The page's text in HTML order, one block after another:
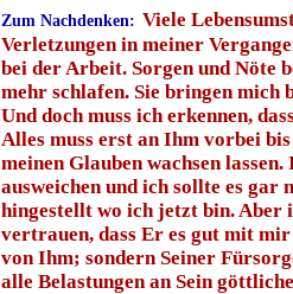
Zum Nachdenken: Viele
Verletzungen in meiner
bei der Arbeit. Sorgen und Nöte
mehr schlafen. Sie bringen mich
Und doch muss ich erkennen,
Alles muss erst an Ihm vorbei
meinen Glauben wachsen
ausweichen und ich sollte es gar
hingestellt wo ich jetzt bin. Aber
vertrauen, dass Er es gut mit
von Ihm; sondern Seiner
alle Belastungen an Sein